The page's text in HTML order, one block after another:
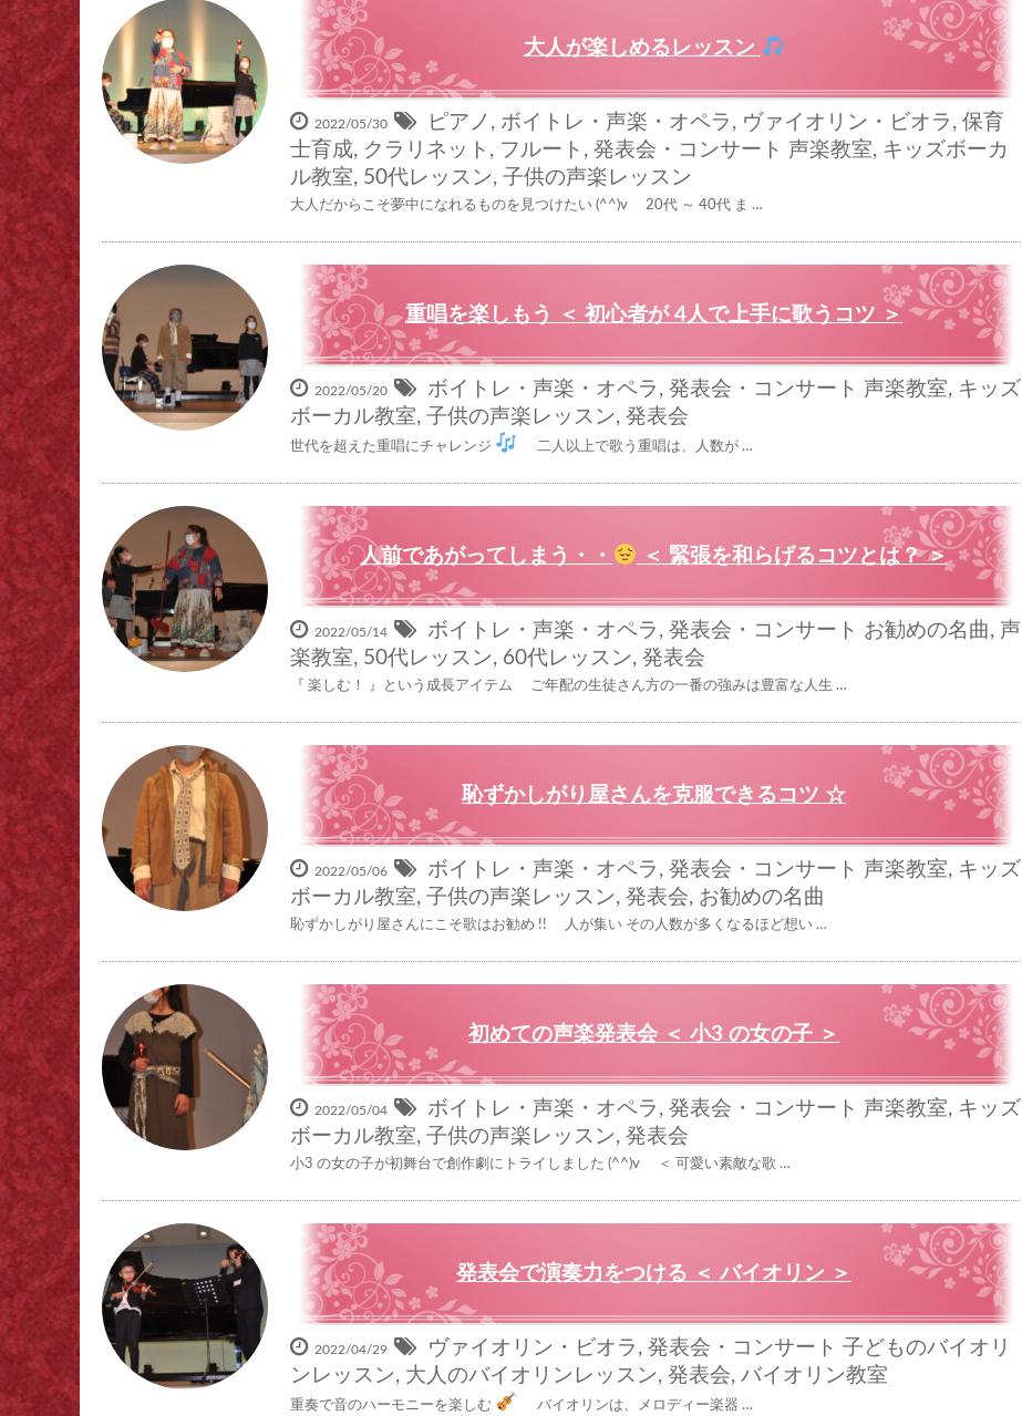
大人が楽しめるレッスン
2022/05/30 ピアノ , ボイトレ・声楽・オペラ , ヴァイオリン・ビオラ , 保育
士育成, クラリネット , フルート , 発表会・コンサート 声楽教室, キッズボーカ
ル教室, 50代レッスン, 子供の声楽レッスン
大人だからこそ夢中になれるものを見つけたい (^^)v 20代 ～ 40代 ま …
重唱を楽しもう ＜ 初心者が 4人で上手に歌うコツ ＞
2022/05/20 ボイトレ・声楽・オペラ , 発表会・コンサート 声楽教室, キッズ
ボーカル教室, 子供の声楽レッスン, 発表会
世代を超えた重唱にチャレンジ 二人以上で歌う重唱は、人数が …
人前であがってしまう・・ ＜ 緊張を和らげるコツとは？ ＞
2022/05/14 ボイトレ・声楽・オペラ , 発表会・コンサート お勧めの名曲, 声
楽教室, 50代レッスン, 60代レッスン, 発表会
『 楽しむ！ 』という成長アイテム ご年配の生徒さん方の一番の強みは豊富な人生 …
恥ずかしがり屋さんを克服できるコツ ☆
2022/05/06 ボイトレ・声楽・オペラ , 発表会・コンサート 声楽教室, キッズ
ボーカル教室, 子供の声楽レッスン, 発表会, お勧めの名曲
恥ずかしがり屋さんにこそ歌はお勧め !! 人が集い その人数が多くなるほど想い …
初めての声楽発表会 ＜ 小3 の女の子 ＞
2022/05/04 ボイトレ・声楽・オペラ , 発表会・コンサート 声楽教室, キッズ
ボーカル教室, 子供の声楽レッスン, 発表会
小3 の女の子が初舞台で創作劇にトライしました (^^)v ＜ 可愛い素敵な歌 …
発表会で演奏力をつける ＜ バイオリン ＞
2022/04/29 ヴァイオリン・ビオラ , 発表会・コンサート 子どものバイオリ
ンレッスン, 大人のバイオリンレッスン, 発表会, バイオリン教室
重奏で音のハーモニーを楽しむ バイオリンは、メロディー楽器 …